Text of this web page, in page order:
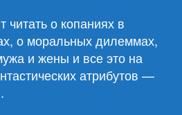
читать о копаниях в
о моральных дилеммах,
и жены и все это на
атрибутов —